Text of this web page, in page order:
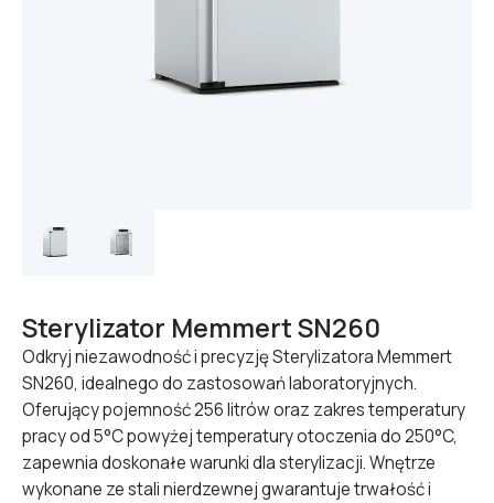
Sterylizator Memmert SN260
Odkryj niezawodność i precyzję Sterylizatora Memmert
SN260, idealnego do zastosowań laboratoryjnych.
Oferujący pojemność 256 litrów oraz zakres temperatury
pracy od 5°C powyżej temperatury otoczenia do 250°C,
zapewnia doskonałe warunki dla sterylizacji. Wnętrze
wykonane ze stali nierdzewnej gwarantuje trwałość i